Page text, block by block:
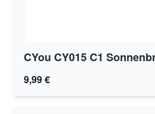
CYou CY015 C1
9,99 €